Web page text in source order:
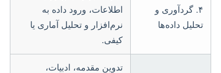
۴. گردآوری و
تحلیل داده‌ها
اطلاعات، ورود داده به
نرم‌افزار و تحلیل آماری یا
کیفی.
تدوین مقدمه، ادبیات،